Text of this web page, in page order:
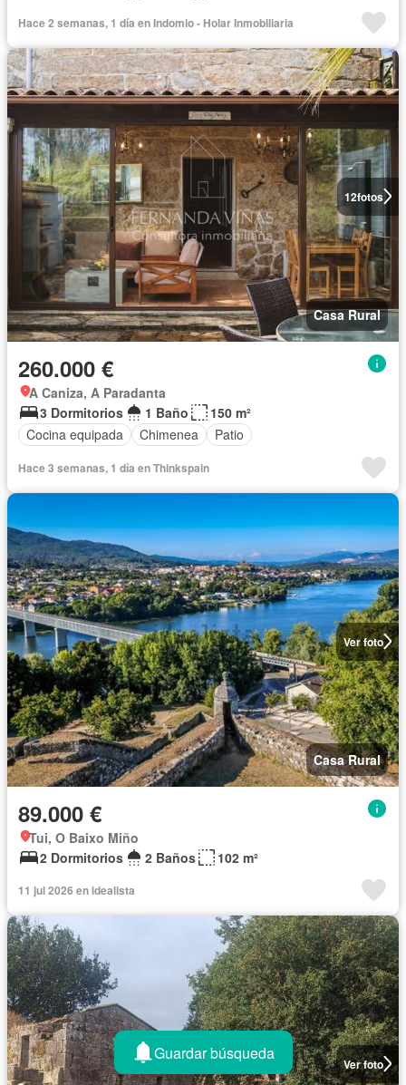
Hace 2 semanas, 1 día en Indomio - Holar Inmobiliaria
12fotos
Casa Rural
260.000 €
A Caniza, A Paradanta
3 Dormitorios
1 Baño
150 m²
Cocina equipada
Chimenea Patio
Hace 3 semanas, 1 día en Thinkspain
Ver foto
Casa Rural
89.000 €
Tui, O Baixo Miño
2 Dormitorios
2 Baños 102 m²
11 jul 2026 en idealista
Ver foto
Guardar búsqueda